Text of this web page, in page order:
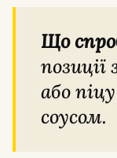
Що
або
соусом.